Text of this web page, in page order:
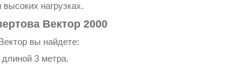
нагрузках.
Вектор 2000
вы найдете:
3 метра.